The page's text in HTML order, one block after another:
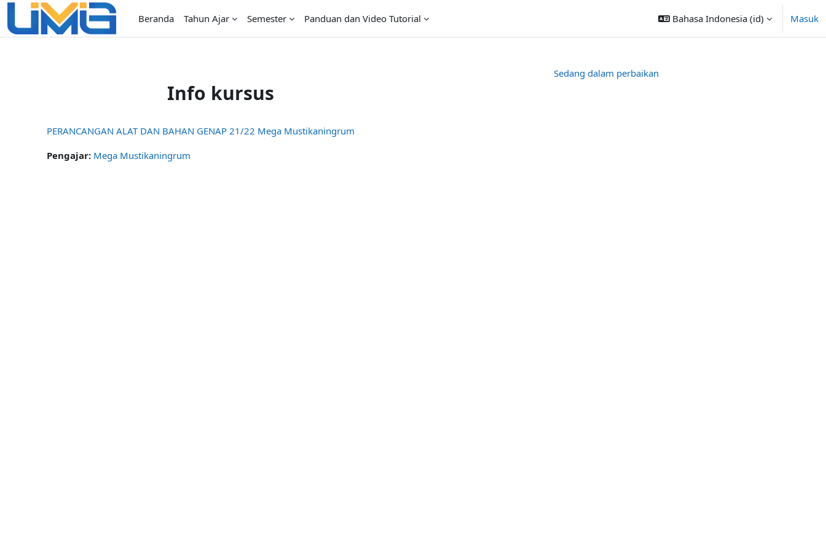
Lewati ke konten utama
Beranda
Tahun Ajar Semester Panduan dan Video Tutorial Bahasa Indonesia ‎(id)‎ Masuk
Sedang dalam perbaikan
Info kursus
PERANCANGAN ALAT DAN BAHAN GENAP 21/22 Mega Mustikaningrum
Pengajar: Mega Mustikaningrum